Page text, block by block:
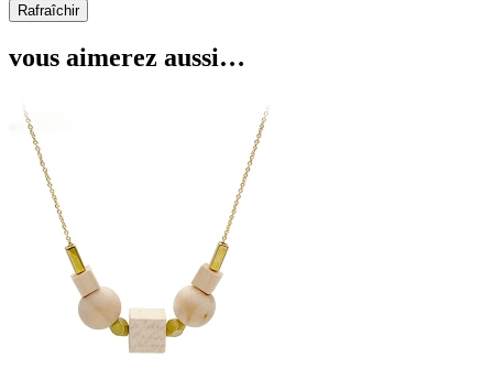
vous aimerez aussi…